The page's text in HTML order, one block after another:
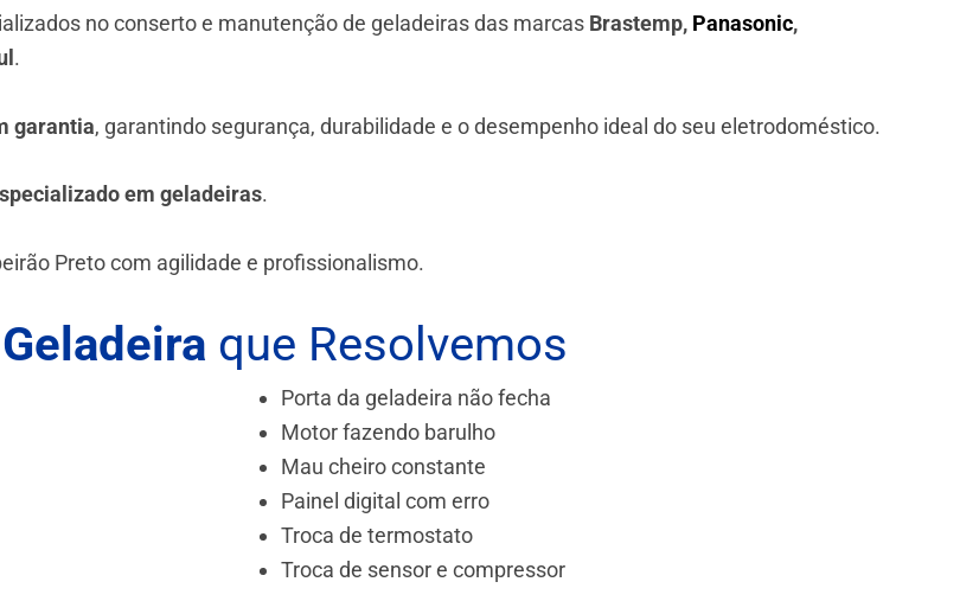
no conserto e manutenção de geladeiras das marcas Brastemp, Panasonic,
.
garantia, garantindo segurança, durabilidade e o desempenho ideal do seu eletrodoméstico.
em geladeiras.
Pretocom agilidade e profissionalismo.
que Resolvemos
Porta da geladeira não fecha
Motor fazendo barulho
Mau cheiro constante
Painel digital com erro
Troca de termostato
Troca de sensor e compressor